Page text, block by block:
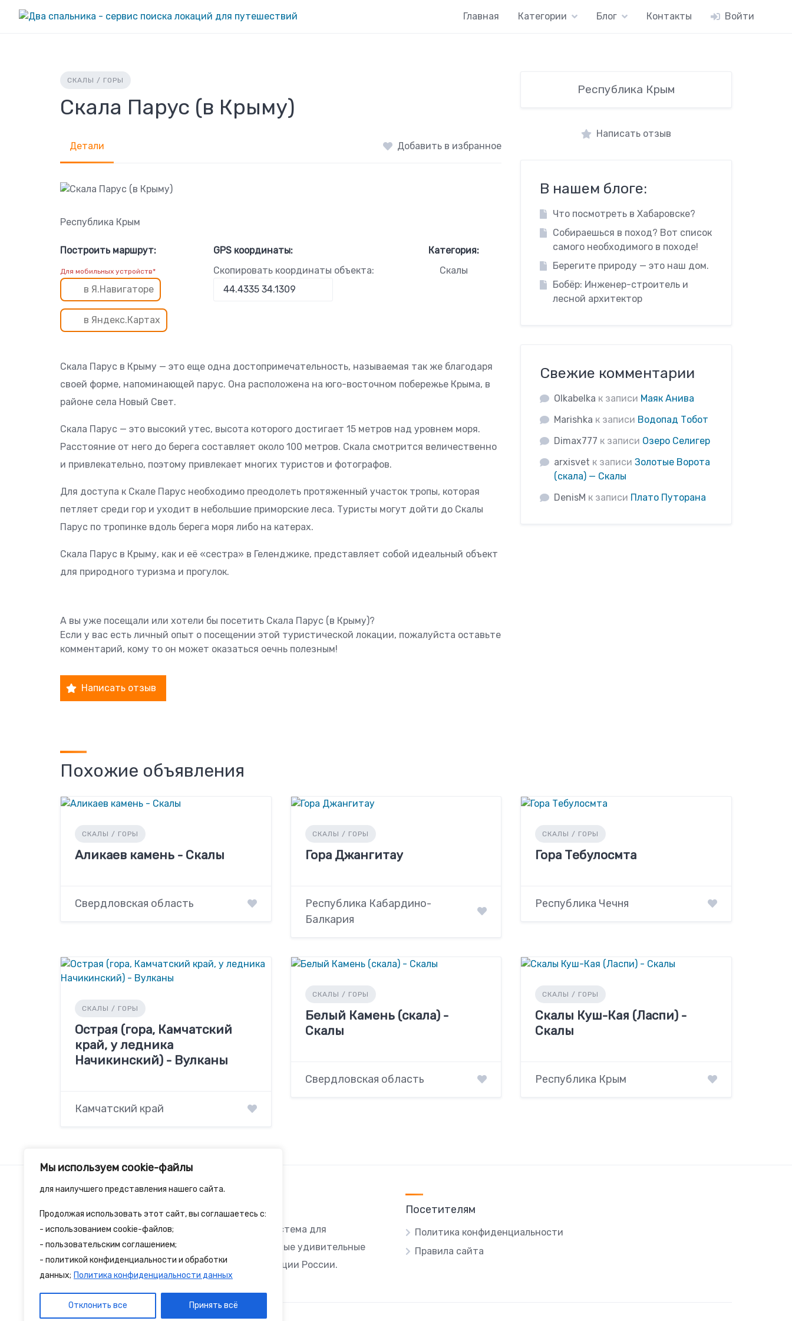
Мы используем cookie-файлы
для наилучшего представления нашего сайта.
Продолжая использовать этот сайт, вы соглашаетесь с:
- использованием cookie-файлов;
- пользовательским соглашением;
- политикой конфиденциальности и обработки
данных; Политика конфиденциальности данных
Отклонить все Принять всё
Главная Категории Блог Контакты Войти
СКАЛЫ / ГОРЫ
Скала Парус (в Крыму)
Детали Добавить в избранное
Республика Крым
Построить маршрут:
Для мобильных устройств*
в Я.Навигаторе
в Яндекс.Картах
GPS координаты:
Скопировать координаты объекта:
Категория:
Скалы
Скала Парус в Крыму — это еще одна достопримечательность, называемая так же благодаря
своей форме, напоминающей парус. Она расположена на юго-восточном побережье Крыма, в
районе села Новый Свет.
Скала Парус — это высокий утес, высота которого достигает 15 метров над уровнем моря.
Расстояние от него до берега составляет около 100 метров. Скала смотрится величественно
и привлекательно, поэтому привлекает многих туристов и фотографов.
Для доступа к Скале Парус необходимо преодолеть протяженный участок тропы, которая
петляет среди гор и уходит в небольшие приморские леса. Туристы могут дойти до Скалы
Парус по тропинке вдоль берега моря либо на катерах.
Скала Парус в Крыму, как и её «сестра» в Геленджике, представляет собой идеальный объект
для природного туризма и прогулок.
А вы уже посещали или хотели бы посетить Скала Парус (в Крыму)?
Если у вас есть личный опыт о посещении этой туристической локации, пожалуйста оставьте
комментарий, кому то он может оказаться оечнь полезным!
Написать отзыв
Республика Крым
Написать отзыв
В нашем блоге:
Что посмотреть в Хабаровске?
Собираешься в поход? Вот список
самого необходимого в походе!
Берегите природу — это наш дом.
Бобёр: Инженер-строитель и
лесной архитектор
Свежие комментарии
Olkabelka к записи Маяк Анива
Marishka к записи Водопад Тобот
Dimax777 к записи Озеро Селигер
arxisvet к записиЗолотые Ворота
(скала) — Скалы
DenisM к записи Плато Путорана
Похожие объявления
СКАЛЫ / ГОРЫ
Аликаев камень - Скалы
Свердловская область
СКАЛЫ / ГОРЫ
Гора Джангитау
Республика Кабардино-
Балкария
СКАЛЫ / ГОРЫ
Гора Тебулосмта
Республика Чечня
СКАЛЫ / ГОРЫ
Острая (гора, Камчатский
край, у ледника
Начикинский) - Вулканы
Камчатский край
СКАЛЫ / ГОРЫ
Белый Камень (скала) -
Скалы
Свердловская область
СКАЛЫ / ГОРЫ
Скалы Куш-Кая (Ласпи) -
Скалы
Республика Крым
2spalnika.ru — это удобная информационная система для
путешественников и туристов где собраны самые удивительные
достопримечательности и туристические локации России.
Посетителям
Политика конфиденциальности
Правила сайта